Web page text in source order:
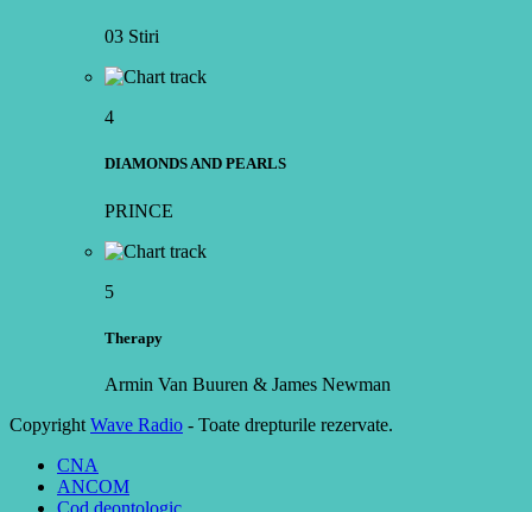
03 Stiri
4
DIAMONDS AND PEARLS
PRINCE
5
Therapy
Armin Van Buuren & James Newman
Copyright Wave Radio - Toate drepturile rezervate.
CNA
ANCOM
Cod deontologic